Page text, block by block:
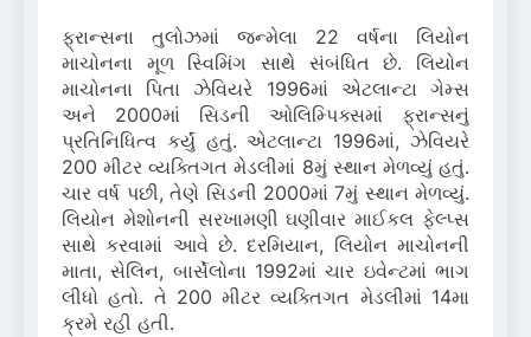
ફ્રાન્સના તુલોઝમાં જન્મેલા 22 વર્ષના લિયોન
માચોનના મૂળ સ્વિમિંગ સાથે સંબંધિત છે. લિયોન
માચોનના પિતા ઝેવિયરે 1996માં એટલાન્ટા ગેમ્સ
અને 2000માં સિડની ઓલિમ્પિક્સમાં ફ્રાન્સનું
પ્રતિનિધિત્વ કર્યું હતું. એટલાન્ટા 1996માં, ઝેવિયરે
200 મીટર વ્યક્તિગત મેડલીમાં 8મું સ્થાન મેળવ્યું હતું.
ચાર વર્ષ પછી, તેણે સિડની 2000માં 7મું સ્થાન મેળવ્યું.
લિયોન મેશોનની સરખામણી ઘણીવાર માઈકલ ફેલ્પ્સ
સાથે કરવામાં આવે છે. દરમિયાન, લિયોન માચોનની
માતા, સેલિન, બાર્સેલોના 1992માં ચાર ઇવેન્ટમાં ભાગ
લીધો હતો. તે 200 મીટર વ્યક્તિગત મેડલીમાં 14મા
ક્રમે રહી હતી.